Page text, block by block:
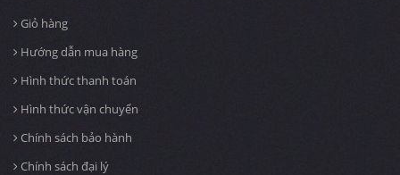
Giỏ hàng
Hướng dẫn mua hàng
Hình thức thanh toán
Hình thức vận chuyển
Chính sách bảo hành
Chính sách đại lý